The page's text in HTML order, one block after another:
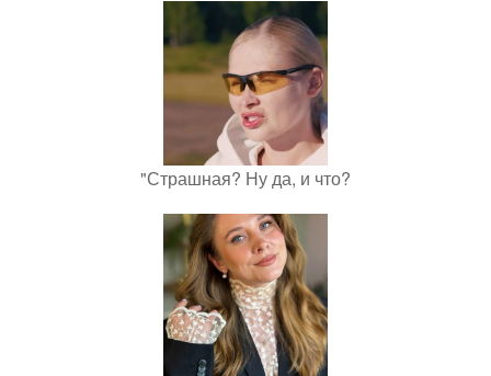
"Страшная? Ну да, и что?